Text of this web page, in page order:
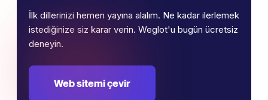
İlk dillerinizi hemen yayına alalım. Ne kadar ilerlemek
istediğinize siz karar verin. Weglot'u bugün ücretsiz
deneyin.
Web sitemi çevir